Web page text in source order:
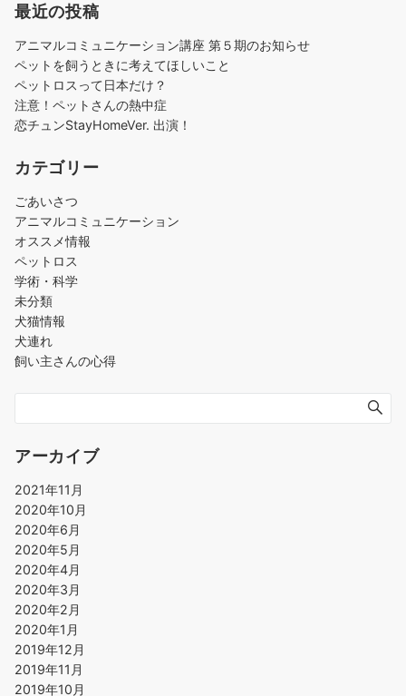
最近の投稿
アニマルコミュニケーション講座 第５期のお知らせ
ペットを飼うときに考えてほしいこと
ペットロスって日本だけ？
注意！ペットさんの熱中症
恋チュンStayHomeVer. 出演！
カテゴリー
ごあいさつ
アニマルコミュニケーション
オススメ情報
ペットロス
学術・科学
未分類
犬猫情報
犬連れ
飼い主さんの心得
アーカイブ
2021年11月
2020年10月
2020年6月
2020年5月
2020年4月
2020年3月
2020年2月
2020年1月
2019年12月
2019年11月
2019年10月